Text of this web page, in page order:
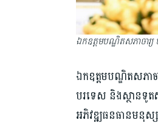
ឯកឧត្តមបណ្ឌិតសភាចារ្
ឯកឧត្តមបណ្ឌិតសភា
បរទេស និងស្ថានទូត
អភិវឌ្ឍធនធានមនុស្ស